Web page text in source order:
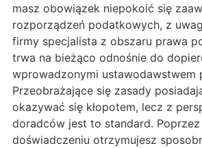
masz obowiązek niepokoić się
rozporządzeń podatkowych, z
firmy specjalista z obszaru prawa
trwa na bieżąco odnośnie do
wprowadzonymi ustawodawstwem
Przeobrażające się zasady
okazywać się kłopotem, lecz z
doradców jest to standard. Poprzez
doświadczeniu otrzymujesz